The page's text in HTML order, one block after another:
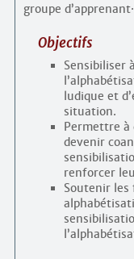
groupe d’apprenant·
Objectifs
Sensibiliser
ludique et
situation.
Permettre à
devenir
renforcer
Soutenir